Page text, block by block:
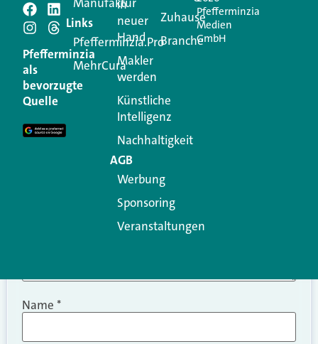
Schreiben Sie einen
Kommentar
Ihre E-Mail-Adresse wird nicht veröffentlicht.
Erforderliche Felder sind mit
Kommentar
Name *
Pfefferminzia
als
bevorzugte
Quelle
Links
Pfefferminzia.Pro
MehrCura
in
neuer
Hand
Makler
werden
Künstliche
Intelligenz
Nachhaltigkeit
AGB
Werbung
Sponsoring
Veranstaltungen
Zuhause
Branche
Pfefferminzia
Medien
GmbH